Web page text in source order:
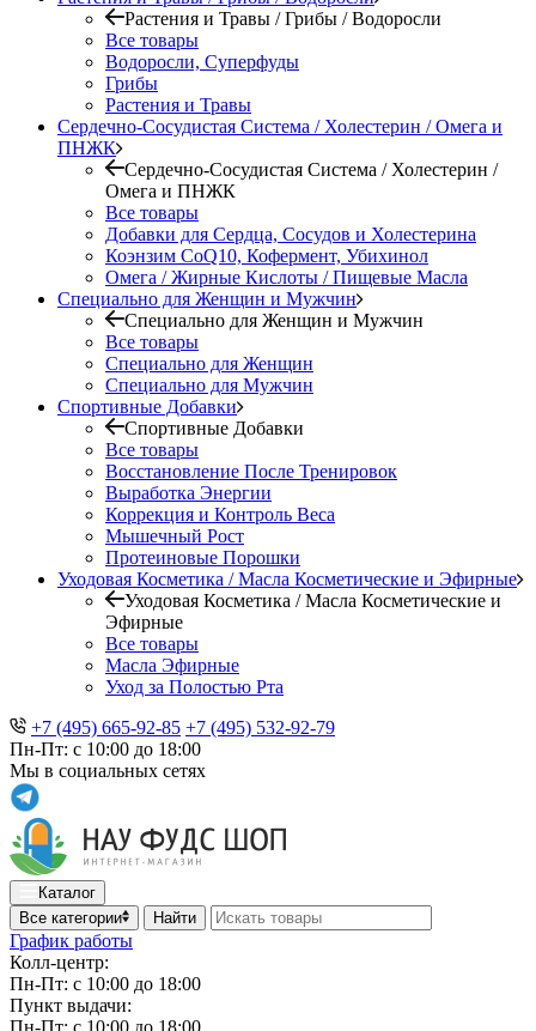
Растения и Травы / Грибы / Водоросли
Все товары
Водоросли, Суперфуды
Грибы
Растения и Травы
Сердечно-Сосудистая Система / Холестерин / Омега и
ПНЖК
Сердечно-Сосудистая Система / Холестерин /
Омега и ПНЖК
Все товары
Добавки для Сердца, Сосудов и Холестерина
Коэнзим CoQ10, Кофермент, Убихинол
Омега / Жирные Кислоты / Пищевые Масла
Специально для Женщин и Мужчин
Специально для Женщин и Мужчин
Все товары
Специально для Женщин
Специально для Мужчин
Спортивные Добавки
Спортивные Добавки
Все товары
Восстановление После Тренировок
Выработка Энергии
Коррекция и Контроль Веса
Мышечный Рост
Протеиновые Порошки
Уходовая Косметика / Масла Косметические и Эфирные
Уходовая Косметика / Масла Косметические и
Эфирные
Все товары
Масла Эфирные
Уход за Полостью Рта
+7 (495) 665-92-85 +7 (495) 532-92-79
Пн-Пт: с 10:00 до 18:00
Мы в социальных сетях
Каталог
Все категории
Найти
График работы
Колл-центр:
Пн-Пт: с 10:00 до 18:00
Пункт выдачи:
Пн-Пт: с 10:00 до 18:00